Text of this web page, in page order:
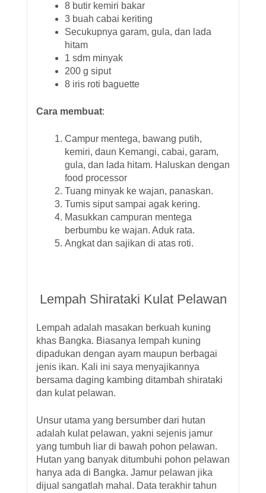
8 butir kemiri bakar
3 buah cabai keriting
Secukupnya garam, gula, dan lada
hitam
1 sdm minyak
200 g siput
8 iris roti baguette
Cara membuat:
Campur mentega, bawang putih,
kemiri, daun Kemangi, cabai, garam,
gula, dan lada hitam. Haluskan dengan
food processor
Tuang minyak ke wajan, panaskan.
Tumis siput sampai agak kering.
Masukkan campuran mentega
berbumbu ke wajan. Aduk rata.
Angkat dan sajikan di atas roti.
Lempah Shirataki Kulat Pelawan
Lempah adalah masakan berkuah kuning
khas Bangka. Biasanya lempah kuning
dipadukan dengan ayam maupun berbagai
jenis ikan. Kali ini saya menyajikannya
bersama daging kambing ditambah shirataki
dan kulat pelawan.
Unsur utama yang bersumber dari hutan
adalah kulat pelawan, yakni sejenis jamur
yang tumbuh liar di bawah pohon pelawan.
Hutan yang banyak ditumbuhi pohon pelawan
hanya ada di Bangka. Jamur pelawan jika
dijual sangatlah mahal. Data terakhir tahun